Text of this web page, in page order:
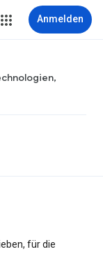
Anmelden
für die